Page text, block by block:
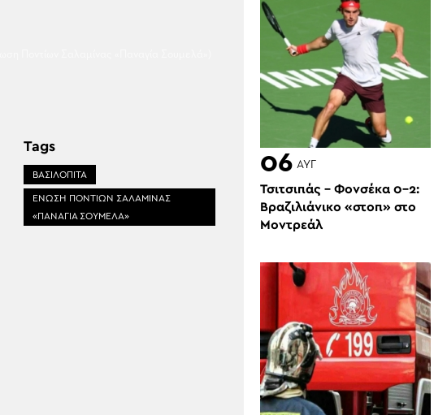
Tags
ΒΑΣΙΛΟΠΙΤΑ
ΕΝΩΣΗ ΠΟΝΤΙΩΝ ΣΑΛΑΜΙΝΑΣ
«ΠΑΝΑΓΙΑ ΣΟΥΜΕΛΑ»
06 ΑΥΓ
Τσιτσιπάς – Φονσέκα 0-2:
Βραζιλιάνικο «στοπ» στο
Μοντρεάλ